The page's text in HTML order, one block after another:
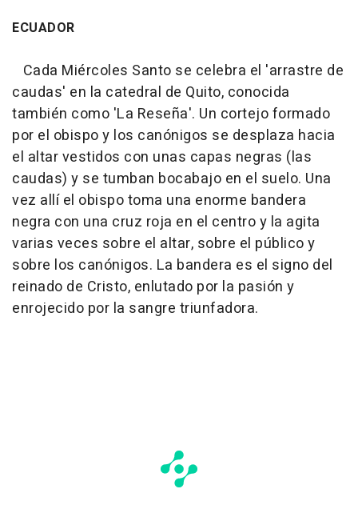
ECUADOR
Cada Miércoles Santo se celebra el 'arrastre de
caudas' en la catedral de Quito, conocida
también como 'La Reseña'. Un cortejo formado
por el obispo y los canónigos se desplaza hacia
el altar vestidos con unas capas negras (las
caudas) y se tumban bocabajo en el suelo. Una
vez allí el obispo toma una enorme bandera
negra con una cruz roja en el centro y la agita
varias veces sobre el altar, sobre el público y
sobre los canónigos. La bandera es el signo del
reinado de Cristo, enlutado por la pasión y
enrojecido por la sangre triunfadora.